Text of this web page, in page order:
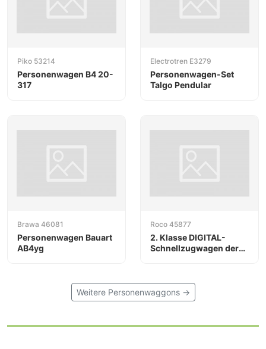
Piko 53214
Personenwagen B4 20-
317
Electrotren E3279
Personenwagen-Set
Talgo Pendular
Brawa 46081
Personenwagen Bauart
AB4yg
Roco 45877
2. Klasse DIGITAL-
Schnellzugwagen der
Weitere Personenwaggons →